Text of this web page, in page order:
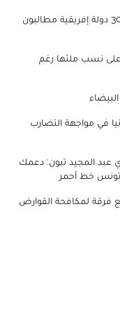
تأشيرة الدخول للولايات المتحدة: مواطنو 30 دولة إفريقية مطالبون
نسب ملئها رغم
في مواجهة التضارب
عبد المجيد تبون: دعمك
تونس خط أحمر
فرقة لمكافحة القوارض